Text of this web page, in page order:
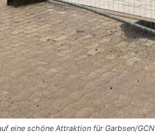
eine schöne Attraktion für Garbsen/GCN